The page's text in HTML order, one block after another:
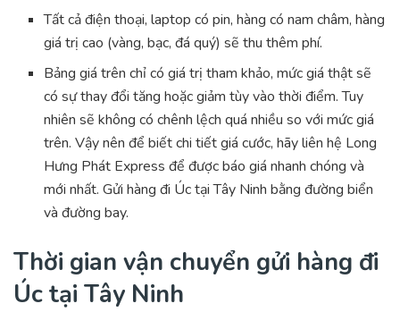
Tất cả điện thoại, laptop có pin, hàng có nam châm, hàng
giá trị cao (vàng, bạc, đá quý) sẽ thu thêm phí.
Bảng giá trên chỉ có giá trị tham khảo, mức giá thật sẽ
có sự thay đổi tăng hoặc giảm tùy vào thời điểm. Tuy
nhiên sẽ không có chênh lệch quá nhiều so với mức giá
trên. Vậy nên để biết chi tiết giá cước, hãy liên hệ Long
Hưng Phát Express để được báo giá nhanh chóng và
mới nhất. Gửi hàng đi Úc tại Tây Ninh bằng đường biển
và đường bay.
Thời gian vận chuyển gửi hàng đi
Úc tại Tây Ninh